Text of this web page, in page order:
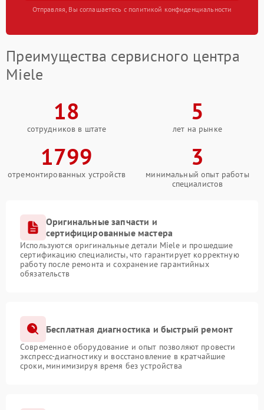
Отправляя, Вы соглашаетесь с политикой конфиденциальности
Преимущества сервисного центра
Miele
18
сотрудников в штате
5
лет на рынке
1799
отремонтированных устройств
3
минимальный опыт работы
специалистов
Оригинальные запчасти и
сертифицированные мастера
Используются оригинальные детали Miele и прошедшие
сертификацию специалисты, что гарантирует корректную
работу после ремонта и сохранение гарантийных
обязательств
Бесплатная диагностика и быстрый ремонт
Современное оборудование и опыт позволяют провести
экспресс-диагностику и восстановление в кратчайшие
сроки, минимизируя время без устройства